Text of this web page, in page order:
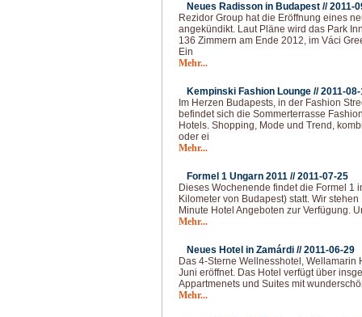
Neues Radisson in Budapest //2011-
Rezidor Group hat die Eröffnung eines
angekündikt. Laut Pläne wird das Park
136 Zimmern am Ende 2012, im Váci
Ein
Mehr...
Kempinski Fashion Lounge //2011-
Im Herzen Budapests, in der Fashion
befindet sich die Sommerterrasse
Hotels. Shopping, Mode und Trend,
oder ei
Mehr...
Formel 1 Ungarn 2011 //2011-07-25
Dieses Wochenende findet die Formel 1
Kilometer von Budapest) statt. Wir
Minute Hotel Angeboten zur Verfügung.
Mehr...
Neues Hotel in Zamárdi //2011-06-29
Das 4-Sterne Wellnesshotel, Wellamarin
Juni eröffnet. Das Hotel verfügt über
Appartmenets und Suites mit
Mehr...